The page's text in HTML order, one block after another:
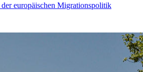
europäischen Migrationspolitik